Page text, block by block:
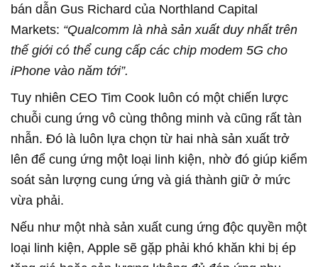
bán dẫn Gus Richard của Northland Capital
Markets: “Qualcomm là nhà sản xuất duy nhất trên
thế giới có thể cung cấp các chip modem 5G cho
iPhone vào năm tới”.
Tuy nhiên CEO Tim Cook luôn có một chiến lược
chuỗi cung ứng vô cùng thông minh và cũng rất tàn
nhẫn. Đó là luôn lựa chọn từ hai nhà sản xuất trở
lên để cung ứng một loại linh kiện, nhờ đó giúp kiểm
soát sản lượng cung ứng và giá thành giữ ở mức
vừa phải.
Nếu như một nhà sản xuất cung ứng độc quyền một
loại linh kiện, Apple sẽ gặp phải khó khăn khi bị ép